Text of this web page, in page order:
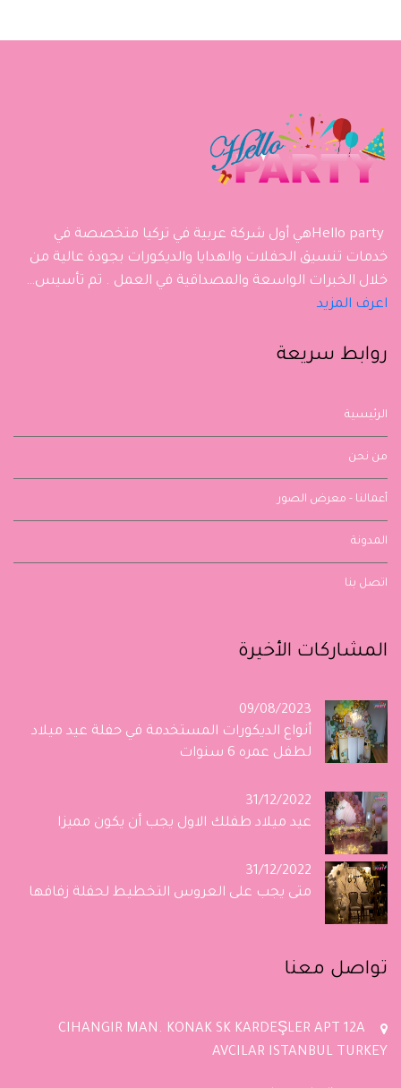
Hello partyهي أول شركة عربية في تركيا متخصصة في
خدمات تنسيق الحفلات والهدايا والديكورات بجودة عالية من
خلال الخبرات الواسعة والمصداقية في العمل . تم تأسيس…
اعرف المزيد
روابط سريعة
الرئيسية
من نحن
أعمالنا - معرض الصور
المدونة
اتصل بنا
المشاركات الأخيرة
09/08/2023
أنواع الديكورات المستخدمة في حفلة عيد ميلاد
لطفل عمره 6 سنوات
31/12/2022
عيد ميلاد طفلك الاول يجب أن يكون مميزا
31/12/2022
متى يجب على العروس التخطيط لحفلة زفافها
تواصل معنا
CIHANGIR MAN. KONAK SK KARDEŞLER APT 12A
AVCILAR ISTANBUL TURKEY